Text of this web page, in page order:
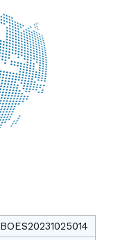
BOES20231025014